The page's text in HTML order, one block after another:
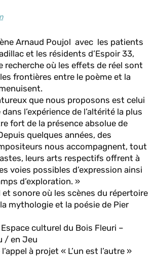
Arnaud Poujol avec les patients
et les résidents d’Espoir 33,
recherche où les effets de réel sont
frontières entre le poème et la
que nous proposons est celui
l’expérience de l’altérité la plus
fort de la présence absolue de
quelques années, des
nous accompagnent, tout
leurs arts respectifs offrent à
voies possibles d’expression ainsi
d’exploration. »
et sonore où les scènes du répertoire
mythologie et la poésie de Pier
culturel du Bois Fleuri –
/ en Jeu
à projet « L’un est l’autre »